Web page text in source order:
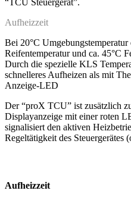
“TCU Steuergerät”.
Aufheizzeit
Bei 20°C
Reifentemperatur und ca. 45°C
Durch die spezielle KLS
schnelleres Aufheizen als mit
Anzeige-LED
Der “proX TCU” ist zusätzlich
Displayanzeige mit einer roten
signalisiert den aktiven
Regeltätigkeit des Steuergerätes
Aufheizzeit